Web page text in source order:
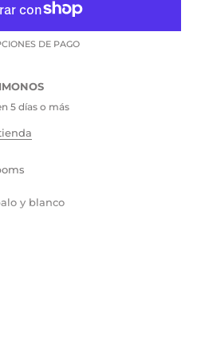
DE PAGO
5 días o más
y blanco
8-10 DÍAS MÁS LOS DÍAS DE